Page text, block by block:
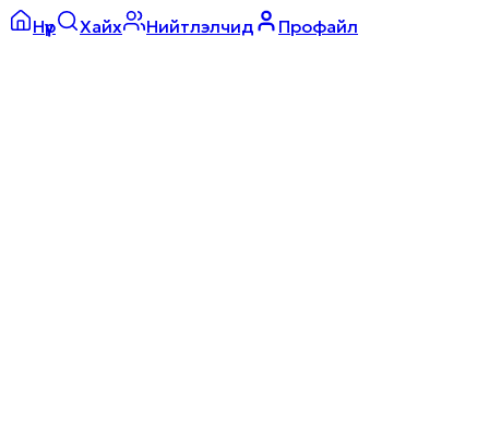
Нүүр Хайх Нийтлэлчид Профайл